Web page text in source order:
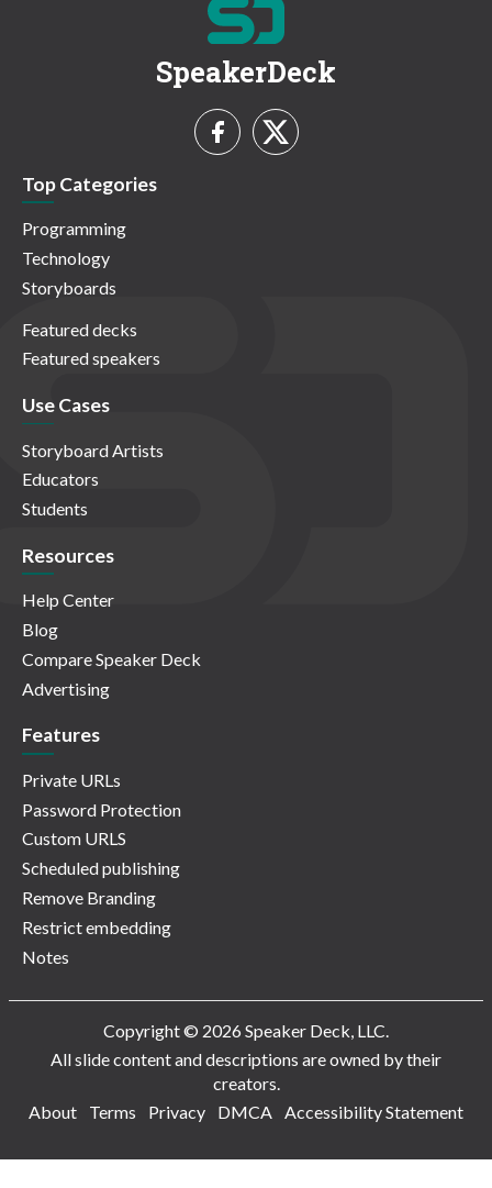
SpeakerDeck
Top Categories
Programming
Technology
Storyboards
Featured decks
Featured speakers
Use Cases
Storyboard Artists
Educators
Students
Resources
Help Center
Blog
Compare Speaker Deck
Advertising
Features
Private URLs
Password Protection
Custom URLS
Scheduled publishing
Remove Branding
Restrict embedding
Notes
Copyright © 2026 Speaker Deck, LLC.
All slide content and descriptions are owned by their
creators.
About
Terms Privacy DMCA Accessibility Statement